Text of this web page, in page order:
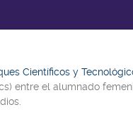
Científicos y
entre el alumnado